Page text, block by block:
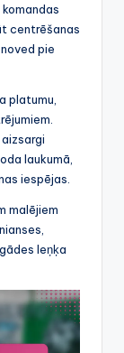
centrēšanas
pie
platumu,
laukumā,
iespējas.
malējiem
leņķa